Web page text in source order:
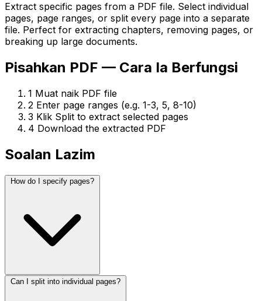
Extract specific pages from a PDF file. Select individual
pages, page ranges, or split every page into a separate
file. Perfect for extracting chapters, removing pages, or
breaking up large documents.
Pisahkan PDF — Cara Ia Berfungsi
1 Muat naik PDF file
2 Enter page ranges (e.g. 1-3, 5, 8-10)
3 Klik Split to extract selected pages
4 Download the extracted PDF
Soalan Lazim
How do I specify pages?
Can I split into individual pages?